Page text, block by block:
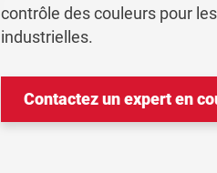
contrôle des couleurs pour
industrielles.
Contactez un expert en